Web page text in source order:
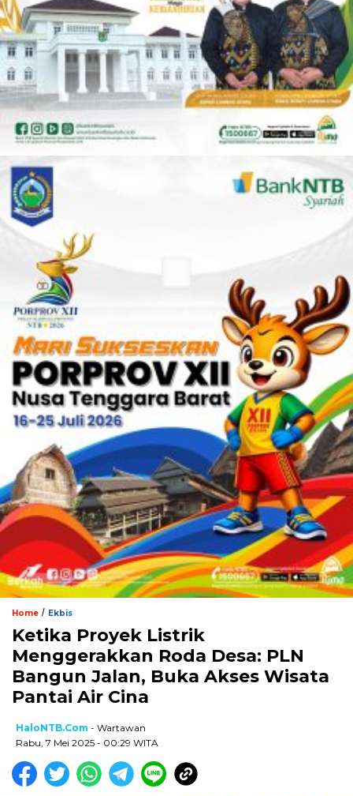
Home / Ekbis
Ketika Proyek Listrik
Menggerakkan Roda Desa: PLN
Bangun Jalan, Buka Akses Wisata
Pantai Air Cina
HaloNTB.com - Wartawan
Rabu, 7 Mei 2025 - 00:29 WITA